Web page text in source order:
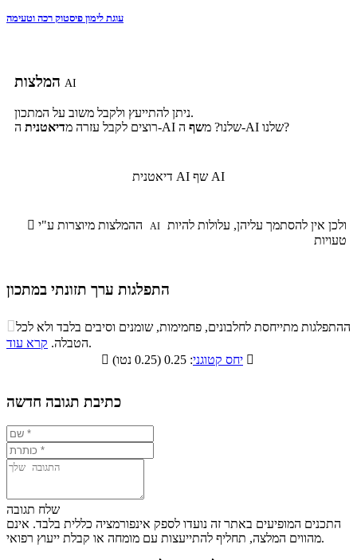
עוגת לימון פיסטוק רכה וטעימה
AI
ניתן להתייעץ ולקבל משוב על המתכון.
רוצים לקבל עזרה מדיאטנית ה-AI שלנו? משף ה-AI שלנו?
דיאטנית AI שף AI
 AI
טעויות
התפלגות ערך תזונתי במתכון
התפלגות ערך תזונתי במתכון
סיבים
תזונתיים
שומנים חלבונים
10.4% 68.5%
ההתפלגות מתייחסת לחלבונים, פחמימות, שומנים וסיבים בלבד ולא לכל
הטבלה. קרא עוד
.

יחס קטוגני 
כתיבת תגובה חדשה
שלח תגובה
התכנים המופיעים באתר זה נועדו לספק אינפורמציה כללית בלבד. אינם
מהווים המלצה, תחליף להתייעצות עם מומחה או קבלת ייעוץ רפואי.